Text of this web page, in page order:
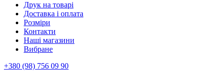
Друк на товарі
Доставка і оплата
Розміри
Контакти
Наші магазини
Вибране
+380 (98) 756 09 90